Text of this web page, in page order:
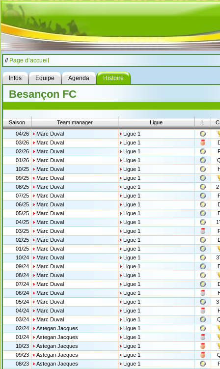
// Page d‘accueil
Infos Equipe Agenda Histoire
Besançon FC
Saison Team manager Ligue L
04/26
Marc Duval
Ligue 1
03/26
Marc Duval Ligue 1
02/26
Marc Duval Ligue 1
01/26
Marc Duval Ligue 1
10/25
Marc Duval Ligue 1
09/25
Marc Duval
Ligue 1
08/25
Marc Duval Ligue 1
07/25
Marc Duval Ligue 1
06/25
Marc Duval Ligue 1
05/25
Marc Duval Ligue 1
04/25
Marc Duval Ligue 1
03/25
Marc Duval Ligue 1
02/25
Marc Duval Ligue 1
01/25
Marc Duval
Ligue 1
10/24
Marc Duval Ligue 1
09/24
Marc Duval Ligue 1
08/24
Marc Duval
Ligue 1
07/24
Marc Duval Ligue 1
06/24
Marc Duval Ligue 1
05/24
Marc Duval Ligue 1
04/24
Marc Duval Ligue 1
03/24
Marc Duval Ligue 1
02/24
Astegan Jacques
Ligue 1
01/24
Astegan Jacques
Ligue 1
10/23
Astegan Jacques
Ligue 1
09/23
Astegan Jacques Ligue 1
08/23
Astegan Jacques Ligue 1